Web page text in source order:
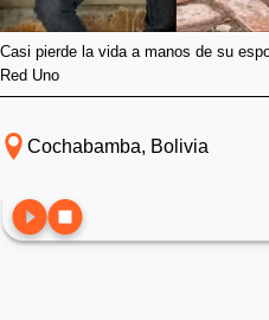
Casi pierde la vida a manos de su
Red Uno
Cochabamba, Bolivia